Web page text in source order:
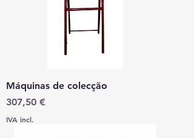
Máquinas de colecção
Preço
307,50 €
IVA incl.